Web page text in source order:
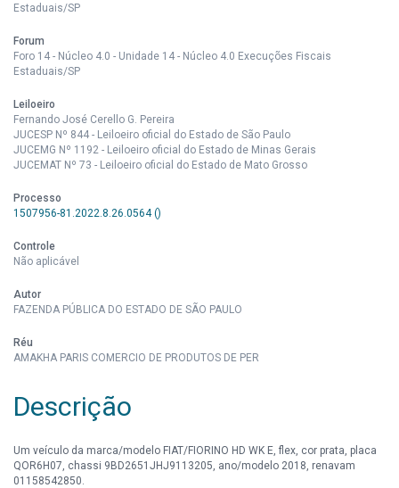
Estaduais/SP
Forum
Foro 14 - Núcleo 4.0 - Unidade 14 - Núcleo 4.0 Execuções Fiscais
Estaduais/SP
Leiloeiro
Fernando José Cerello G. Pereira
JUCESP Nº 844 - Leiloeiro oficial do Estado de São Paulo
JUCEMG Nº 1192 - Leiloeiro oficial do Estado de Minas Gerais
JUCEMAT Nº 73 - Leiloeiro oficial do Estado de Mato Grosso
Processo
1507956-81.2022.8.26.0564 ()
Controle
Não aplicável
Autor
FAZENDA PÚBLICA DO ESTADO DE SÃO PAULO
Réu
AMAKHA PARIS COMERCIO DE PRODUTOS DE PER
Descrição
Um veículo da marca/modelo FIAT/FIORINO HD WK E, flex, cor prata, placa
QOR6H07, chassi 9BD2651JHJ9113205, ano/modelo 2018, renavam
01158542850.